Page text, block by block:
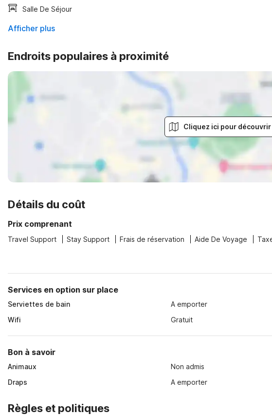
Salle De Séjour
Afficher plus
Endroits populaires à proximité
Cliquez ici pour
Détails du coût
Prix comprenant
Travel Support Stay Support Frais de réservation Aide De Voyage
Services en option sur place
Serviettes de bain
A emporter
Wifi
Gratuit
Bon à savoir
Animaux
Non admis
Draps
A emporter
Règles et politiques